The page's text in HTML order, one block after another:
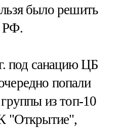
было решить
РФ.
под санацию ЦБ
попали
из топ-10
"Открытие",